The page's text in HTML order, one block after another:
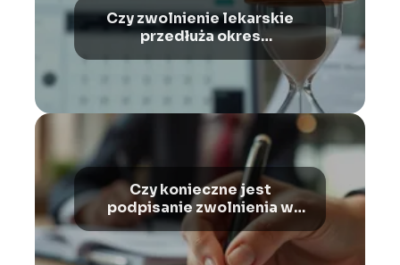
Czy zwolnienie lekarskie
przedłuża okres
Czy konieczne jest
podpisanie zwolnienia w
trybie dyscyplinarnym?